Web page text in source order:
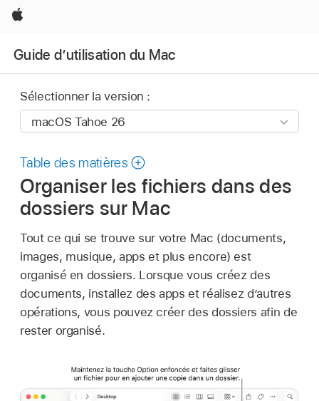
Apple
Guide d’utilisation du Mac
Sélectionner la version :
Table des matières
Organiser les fichiers dans des
dossiers sur Mac
Tout ce qui se trouve sur votre Mac (documents,
images, musique, apps et plus encore) est
organisé en dossiers. Lorsque vous créez des
documents, installez des apps et réalisez d’autres
opérations, vous pouvez créer des dossiers afin de
rester organisé.